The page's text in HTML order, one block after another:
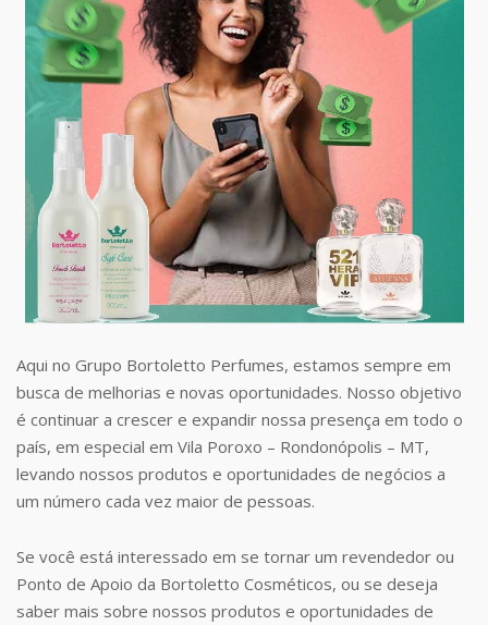
Aqui no Grupo Bortoletto Perfumes, estamos sempre em
busca de melhorias e novas oportunidades. Nosso objetivo
é continuar a crescer e expandir nossa presença em todo o
país, em especial em Vila Poroxo – Rondonópolis – MT,
levando nossos produtos e oportunidades de negócios a
um número cada vez maior de pessoas.
Se você está interessado em se tornar um revendedor ou
Ponto de Apoio da Bortoletto Cosméticos, ou se deseja
saber mais sobre nossos produtos e oportunidades de